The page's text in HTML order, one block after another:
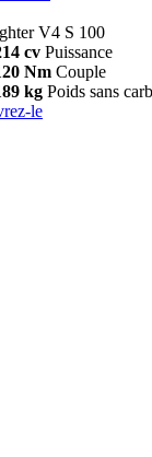
V4 S 100
cv Puissance
Nm Couple
kg Poids sans
le